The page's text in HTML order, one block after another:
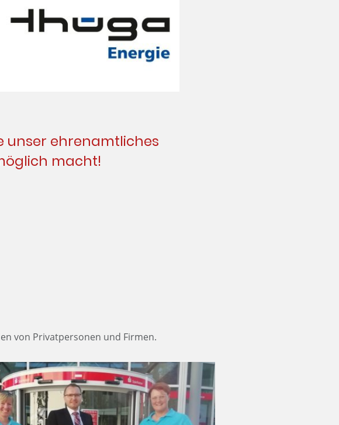
unser ehrenamtliches
macht!
von Privatpersonen und Firmen.